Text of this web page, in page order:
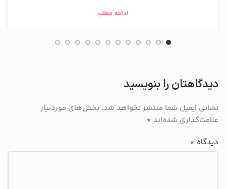
ادامه مطلب
دیدگاهتان را بنویسید
نشانی ایمیل شما منتشر نخواهد شد. بخش‌های موردنیاز
علامت‌گذاری شده‌اند *
دیدگاه *